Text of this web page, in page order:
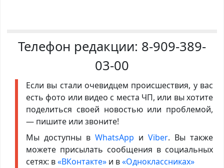
Телефон редакции: 8-909-389-
03-00
Если вы стали очевидцем происшествия, у вас
есть фото или видео с места ЧП, или вы хотите
поделиться своей новостью или проблемой,
— пишите или звоните!
Мы доступны в WhatsApp иViber. Вы также
можете присылать сообщения в социальных
сетях: в«ВКонтакте»и в«Одноклассниках»